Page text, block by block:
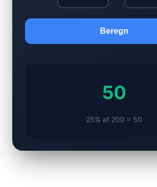
Beregn
50
25% af 200 = 50